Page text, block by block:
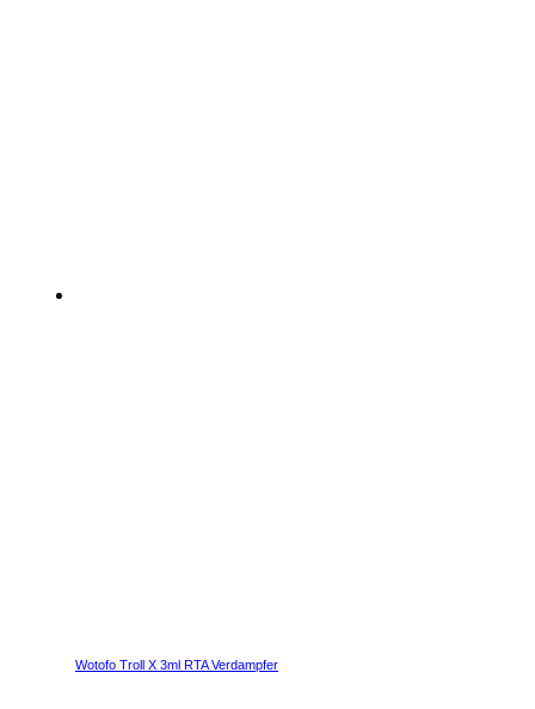
Wotofo Troll X 3ml RTA Verdampfer